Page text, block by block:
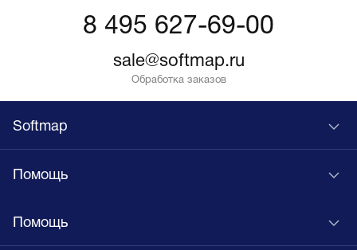
8 495 627-69-00
sale@softmap.ru
Обработка заказов
Softmap
Помощь
Помощь